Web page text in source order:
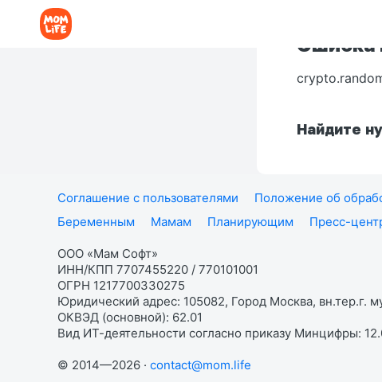
Ошибка
Найдите
Соглашение с пользователями Положение об
Беременным
Мамам Планирующим Пресс-
ООО «Мам Софт»
ИНН/КПП 7707455220 / 770101001
ОГРН 1217700330275
Юридический адрес: 105082, Город Москва, вн.тер.г.
ОКВЭД (основной): 62.01
Вид ИТ-деятельности согласно приказу Минцифры:
© 2014—2026 · contact@mom.life